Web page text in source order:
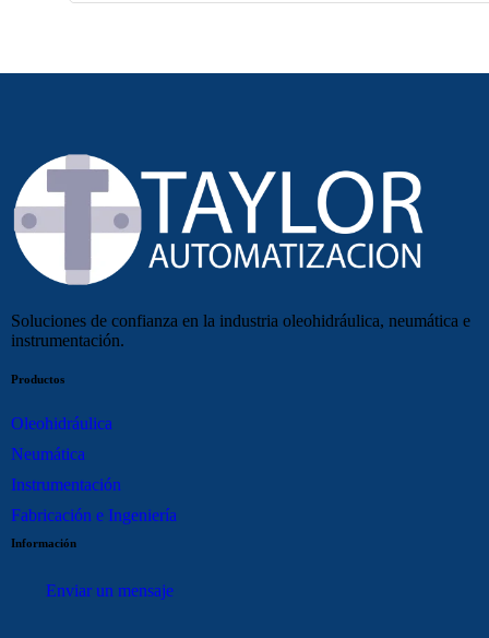
Soluciones de confianza en la industria oleohidráulica, neumática e
instrumentación.
Productos
Oleohidráulica
Neumática
Instrumentación
Fabricación e Ingeniería
Información
Enviar un mensaje